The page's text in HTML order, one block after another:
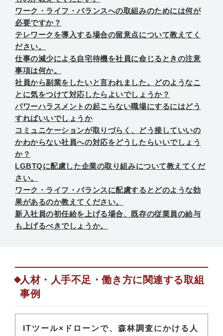
ワーク・ライフ・バランスへの取組みのためには何が
必要ですか？
テレワークを導入する場合の留意点について教えてく
ださい。
仕事の減少による自宅待機を社員に命じるときの注意
事項は何か。
社員から副業をしたいと言われました。どのようなこ
とに気をつけて対応したらよいでしょうか？
パワーハラスメントの起こらない職場にするにはどう
すればいいでしょうか
コミュニケーションが取りづらく、どう接していいの
かわからない社員への対応をどうしたらいいでしょう
か？
LGBTQに配慮した企業の取り組みについて教えてくだ
さい。
ワーク・ライフ・バランスに配慮するとどのような効
果があるのか教えてください。
新入社員の初任給を上げる場合、既存の従業員の給与
も上げるべきでしょうか。
人材・人手不足・働き方に関連する取組
事例
ITツール×ドローンで、森林調査にかける人